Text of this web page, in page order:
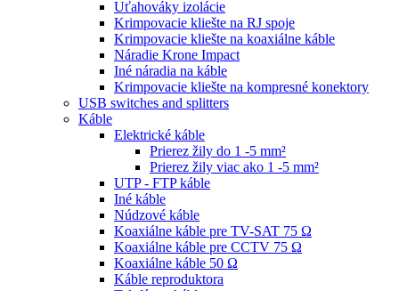
Uťahováky izolácie
Krimpovacie kliešte na RJ spoje
Krimpovacie kliešte na koaxiálne káble
Náradie Krone Impact
Iné náradia na káble
Krimpovacie kliešte na kompresné konektory
USB switches and splitters
Káble
Elektrické káble
Prierez žily do 1 -5 mm²
Prierez žily viac ako 1 -5 mm²
UTP - FTP káble
Iné káble
Núdzové káble
Koaxiálne káble pre TV-SAT 75 Ω
Koaxiálne káble pre CCTV 75 Ω
Koaxiálne káble 50 Ω
Káble reproduktora